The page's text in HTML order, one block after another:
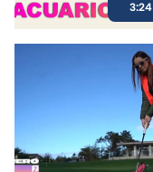
3:24